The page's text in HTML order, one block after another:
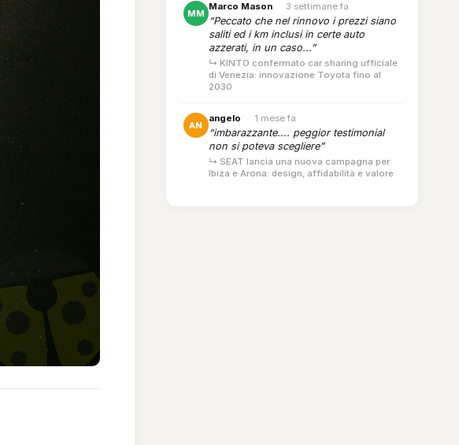
MM
Marco Mason · 3 settimane fa
“Peccato che nel rinnovo i prezzi siano
saliti ed i km inclusi in certe auto
azzerati, in un caso...”
↳ KINTO confermato car sharing ufficiale
di Venezia: innovazione Toyota fino al
2030
AN
angelo · 1 mese fa
“imbarazzante.... peggior testimonial
non si poteva scegliere”
↳ SEAT lancia una nuova campagna per
Ibiza e Arona: design, affidabilità e valore